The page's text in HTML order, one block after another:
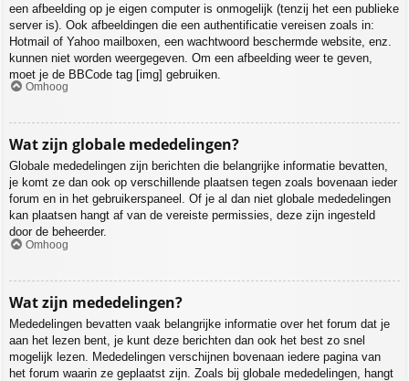
een afbeelding op je eigen computer is onmogelijk (tenzij het een publieke
server is). Ook afbeeldingen die een authentificatie vereisen zoals in:
Hotmail of Yahoo mailboxen, een wachtwoord beschermde website, enz.
kunnen niet worden weergegeven. Om een afbeelding weer te geven,
moet je de BBCode tag [img] gebruiken.
Omhoog
Wat zijn globale mededelingen?
Globale mededelingen zijn berichten die belangrijke informatie bevatten,
je komt ze dan ook op verschillende plaatsen tegen zoals bovenaan ieder
forum en in het gebruikerspaneel. Of je al dan niet globale mededelingen
kan plaatsen hangt af van de vereiste permissies, deze zijn ingesteld
door de beheerder.
Omhoog
Wat zijn mededelingen?
Mededelingen bevatten vaak belangrijke informatie over het forum dat je
aan het lezen bent, je kunt deze berichten dan ook het best zo snel
mogelijk lezen. Mededelingen verschijnen bovenaan iedere pagina van
het forum waarin ze geplaatst zijn. Zoals bij globale mededelingen, hangt